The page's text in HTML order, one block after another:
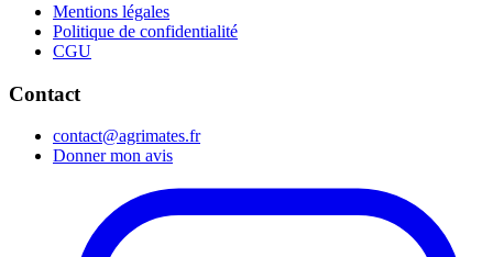
Mentions légales
Politique de confidentialité
CGU
Contact
contact@agrimates.fr
Donner mon avis